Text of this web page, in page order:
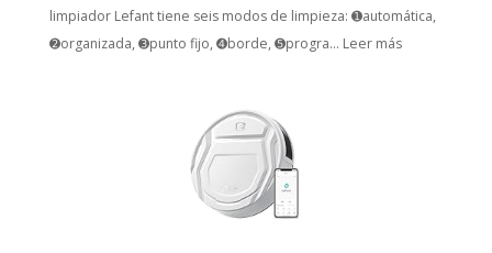
limpiador Lefant tiene seis modos de limpieza: ➊automática,
➋organizada, ➌punto fijo, ➍borde, ➎progra... Leer más